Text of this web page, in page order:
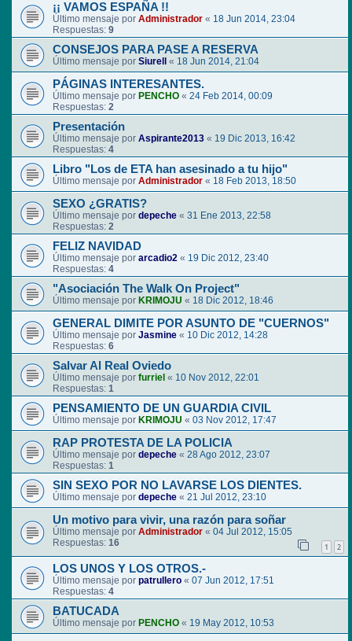
¡¡ VAMOS ESPAÑA !!
Último mensaje por Administrador « 18 Jun 2014, 23:04
Respuestas: 9
CONSEJOS PARA PASE A RESERVA
Último mensaje por Siurell « 18 Jun 2014, 21:04
PÁGINAS INTERESANTES.
Último mensaje por PENCHO « 24 Feb 2014, 00:09
Respuestas: 2
Presentación
Último mensaje por Aspirante2013 « 19 Dic 2013, 16:42
Respuestas: 4
Libro "Los de ETA han asesinado a tu hijo"
Último mensaje por Administrador « 18 Feb 2013, 18:50
SEXO ¿GRATIS?
Último mensaje por depeche « 31 Ene 2013, 22:58
Respuestas: 2
FELIZ NAVIDAD
Último mensaje por arcadio2 « 19 Dic 2012, 23:40
Respuestas: 4
"Asociación The Walk On Project"
Último mensaje por KRIMOJU « 18 Dic 2012, 18:46
GENERAL DIMITE POR ASUNTO DE "CUERNOS"
Último mensaje por Jasmine « 10 Dic 2012, 14:28
Respuestas: 6
Salvar Al Real Oviedo
Último mensaje por furriel « 10 Nov 2012, 22:01
Respuestas: 1
PENSAMIENTO DE UN GUARDIA CIVIL
Último mensaje por KRIMOJU « 03 Nov 2012, 17:47
RAP PROTESTA DE LA POLICIA
Último mensaje por depeche « 28 Ago 2012, 23:07
Respuestas: 1
SIN SEXO POR NO LAVARSE LOS DIENTES.
Último mensaje por depeche « 21 Jul 2012, 23:10
Un motivo para vivir, una razón para soñar
Último mensaje por Administrador « 04 Jul 2012, 15:05
Respuestas: 16 1 2
LOS UNOS Y LOS OTROS.-
Último mensaje por patrullero « 07 Jun 2012, 17:51
Respuestas: 4
BATUCADA
Último mensaje por PENCHO « 19 May 2012, 10:53